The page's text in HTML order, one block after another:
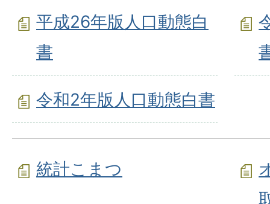
平成26年版人口動態白
書
令和2年版人口動態白書
統計こまつ